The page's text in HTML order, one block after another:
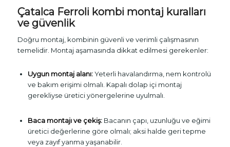
Çatalca Ferroli kombi montaj kuralları
ve güvenlik
Doğru montaj, kombinin güvenli ve verimli çalışmasının
temelidir. Montaj aşamasında dikkat edilmesi gerekenler:
Uygun montaj alanı:Yeterli havalandırma, nem kontrolü
ve bakım erişimi olmalı. Kapalı dolap içi montaj
gerekliyse üretici yönergelerine uyulmalı.
Baca montajı ve çekiş:Bacanın çapı, uzunluğu ve eğimi
üretici değerlerine göre olmalı; aksi halde geri tepme
veya zayıf yanma yaşanabilir.